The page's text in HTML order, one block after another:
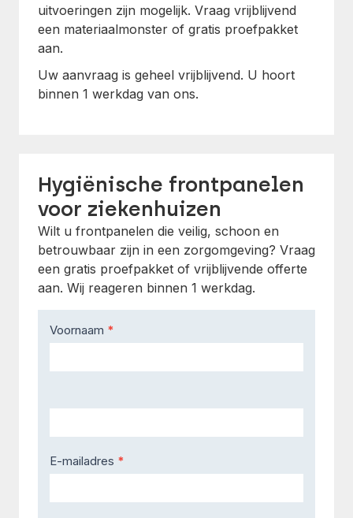
uitvoeringen zijn mogelijk. Vraag vrijblijvend
een materiaalmonster of gratis proefpakket
aan.
Uw aanvraag is geheel vrijblijvend. U hoort
binnen 1 werkdag van ons.
Hygiënische frontpanelen
voor ziekenhuizen
Wilt u frontpanelen die veilig, schoon en
betrouwbaar zijn in een zorgomgeving? Vraag
een gratis proefpakket of vrijblijvende offerte
aan. Wij reageren binnen 1 werkdag.
Contact
Us
Voornaam *
E-mailadres *